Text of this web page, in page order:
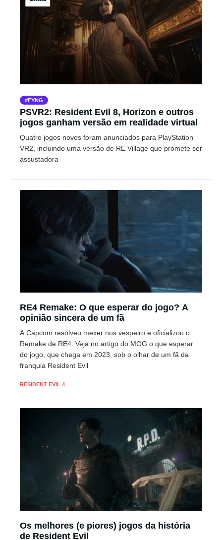
FYNG
PSVR2: Resident Evil 8, Horizon e outros
jogos ganham versão em realidade virtual
Quatro jogos novos foram anunciados para PlayStation
VR2, incluindo uma versão de RE Village que promete ser
assustadora
RE4 Remake: O que esperar do jogo? A
opinião sincera de um fã
A Capcom resolveu mexer nos vespeiro e oficializou o
Remake de RE4. Veja no artigo do MGG o que esperar
do jogo, que chega em 2023, sob o olhar de um fã da
franquia Resident Evil
RESIDENT EVIL 4
Os melhores (e piores) jogos da história
de Resident Evil